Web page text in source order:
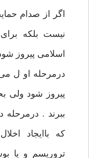
اگر از صدام
نیست بلکه
اسلامی پیروز
درمرحله او ل می
پیروز شود ولی
ببرند .
که باایجاد
تروریسم و یا